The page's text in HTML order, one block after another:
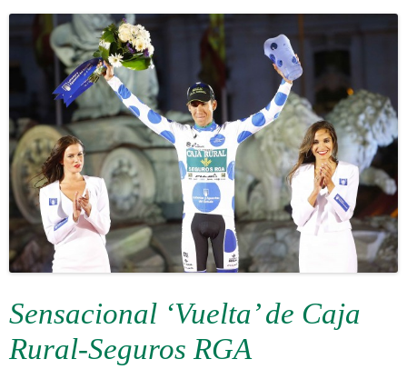
Sensacional ‘Vuelta’ de Caja
Rural-Seguros RGA